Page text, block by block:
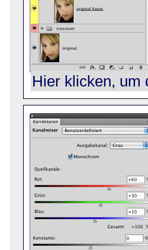
Hier klicken, um